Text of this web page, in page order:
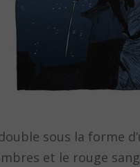
sous la forme
et le rouge